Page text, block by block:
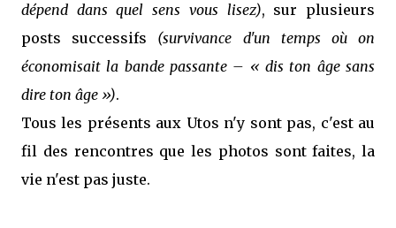
dépend dans quel sens vous lisez), sur plusieurs
posts successifs (survivance d'un temps où on
économisait la bande passante – « dis ton âge sans
dire ton âge »).
Tous les présents aux Utos n'y sont pas, c'est au
fil des rencontres que les photos sont faites, la
vie n'est pas juste.